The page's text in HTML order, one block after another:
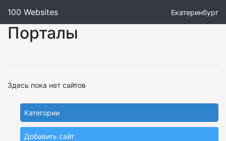
100 Websites Екатеринбург
Порталы
Здесь пока нет сайтов
Категории
Добавить сайт